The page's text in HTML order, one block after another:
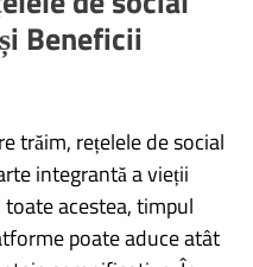
Beneficii
trăim, rețelele de social
integrantă a vieții
toate acestea, timpul
poate aduce atât